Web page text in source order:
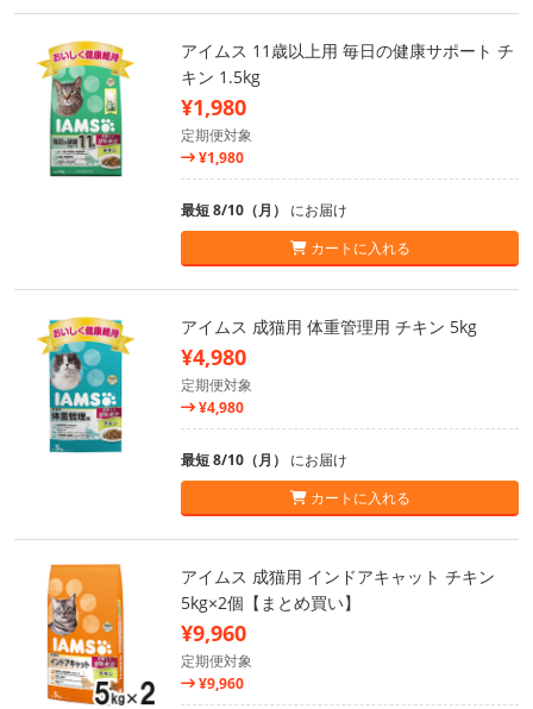
アイムス 11歳以上用 毎日の健康サポート チ
キン 1.5kg
¥1,980
定期便対象
¥1,980
最短 8/10（月） にお届け
カートに入れる
アイムス 成猫用 体重管理用 チキン 5kg
¥4,980
定期便対象
¥4,980
最短 8/10（月） にお届け
カートに入れる
アイムス 成猫用 インドアキャット チキン
5kg×2個【まとめ買い】
¥9,960
定期便対象
¥9,960